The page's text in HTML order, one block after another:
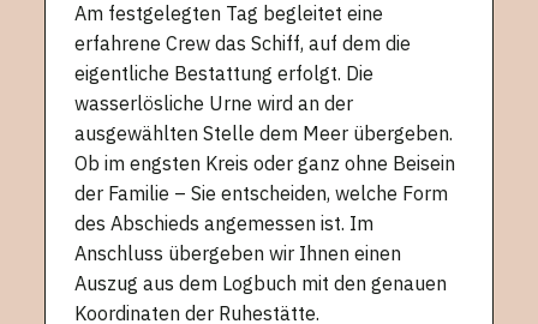
Am festgelegten Tag begleitet eine
erfahrene Crew das Schiff, auf dem die
eigentliche Bestattung erfolgt. Die
wasserlösliche Urne wird an der
ausgewählten Stelle dem Meer übergeben.
Ob im engsten Kreis oder ganz ohne Beisein
der Familie – Sie entscheiden, welche Form
des Abschieds angemessen ist. Im
Anschluss übergeben wir Ihnen einen
Auszug aus dem Logbuch mit den genauen
Koordinaten der Ruhestätte.